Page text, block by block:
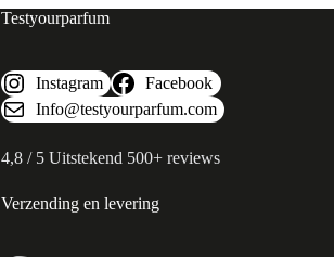
Testyourparfum
Instagram
Facebook
Info@testyourparfum.com
4,8 / 5 Uitstekend 500+ reviews
Verzending en levering